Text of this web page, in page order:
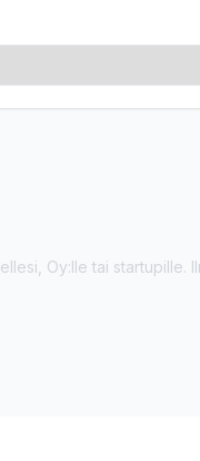
Oy:lle tai startupille.